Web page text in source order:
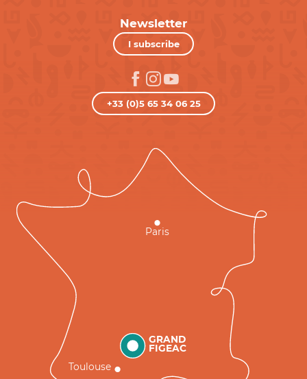
Newsletter
I subscribe
+33 (0)5 65 34 06 25
GRAND
FIGEAC
Toulouse
Paris